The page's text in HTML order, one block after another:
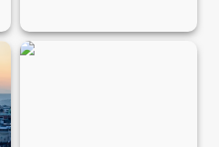
Ταξίδι στο Παρίσι → 5